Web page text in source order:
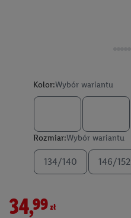
Kolor:Wybór wariantu
Rozmiar:Wybór wariantu
134/140 146/152
34,99zł